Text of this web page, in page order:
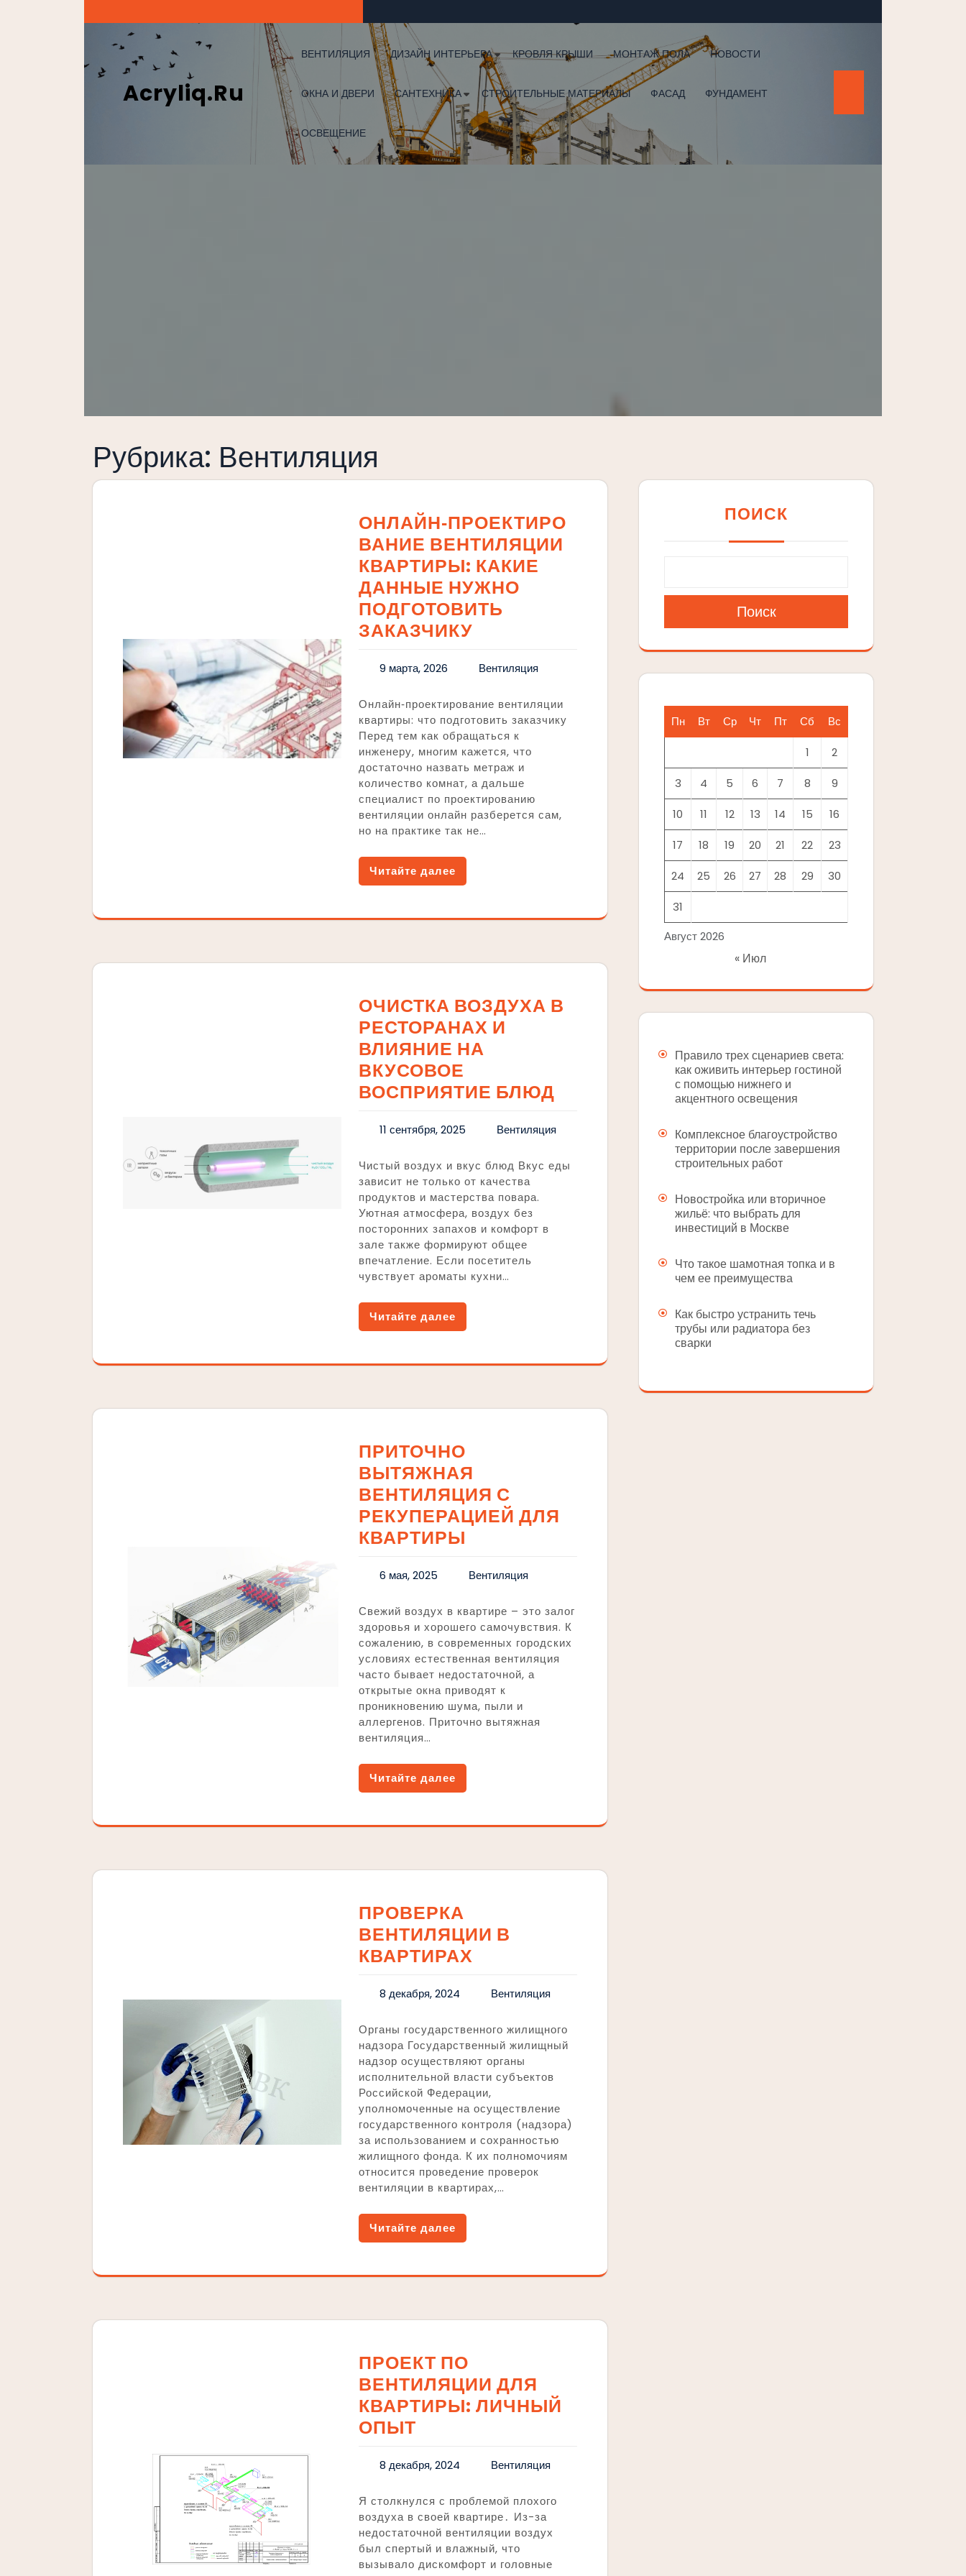
к
содержимому
Acryliq.ru
ВЕНТИЛЯЦИЯ ДИЗАЙН ИНТЕРЬЕРА КРОВЛЯ КРЫШИ МОНТАЖ ПОЛА НОВОСТИ
ОКНА И ДВЕРИ САНТЕХНИКА СТРОИТЕЛЬНЫЕ МАТЕРИАЛЫ ФАСАД ФУНДАМЕНТ
ОСВЕЩЕНИЕ
Рубрика: Вентиляция
ОНЛАЙН‑ПРОЕКТИРО
ВАНИЕ ВЕНТИЛЯЦИИ
КВАРТИРЫ: КАКИЕ
ДАННЫЕ НУЖНО
ПОДГОТОВИТЬ
ЗАКАЗЧИКУ
9 марта, 2026 Вентиляция
Онлайн‑проектирование вентиляции
квартиры: что подготовить заказчику
Перед тем как обращаться к
инженеру, многим кажется, что
достаточно назвать метраж и
количество комнат, а дальше
специалист по проектированию
вентиляции онлайн разберется сам,
но на практике так не…
Читайте далее
ОЧИСТКА ВОЗДУХА В
РЕСТОРАНАХ И
ВЛИЯНИЕ НА
ВКУСОВОЕ
ВОСПРИЯТИЕ БЛЮД
11 сентября, 2025 Вентиляция
Чистый воздух и вкус блюд Вкус еды
зависит не только от качества
продуктов и мастерства повара.
Уютная атмосфера, воздух без
посторонних запахов и комфорт в
зале также формируют общее
впечатление. Если посетитель
чувствует ароматы кухни…
Читайте далее
ПРИТОЧНО
ВЫТЯЖНАЯ
ВЕНТИЛЯЦИЯ С
РЕКУПЕРАЦИЕЙ ДЛЯ
КВАРТИРЫ
6 мая, 2025 Вентиляция
Свежий воздух в квартире – это залог
здоровья и хорошего самочувствия. К
сожалению, в современных городских
условиях естественная вентиляция
часто бывает недостаточной, а
открытые окна приводят к
проникновению шума, пыли и
аллергенов. Приточно вытяжная
вентиляция…
Читайте далее
ПРОВЕРКА
ВЕНТИЛЯЦИИ В
КВАРТИРАХ
8 декабря, 2024 Вентиляция
Органы государственного жилищного
надзора Государственный жилищный
надзор осуществляют органы
исполнительной власти субъектов
Российской Федерации,
уполномоченные на осуществление
государственного контроля (надзора)
за использованием и сохранностью
жилищного фонда. К их полномочиям
относится проведение проверок
вентиляции в квартирах,…
Читайте далее
ПРОЕКТ ПО
ВЕНТИЛЯЦИИ ДЛЯ
КВАРТИРЫ: ЛИЧНЫЙ
ОПЫТ
8 декабря, 2024 Вентиляция
Я столкнулся с проблемой плохого
воздуха в своей квартире․ Из-за
недостаточной вентиляции воздух
был спертый и влажный, что
вызывало дискомфорт и головные
ПОИСК
Поиск
Август 2026
Пн Вт Ср Чт Пт Сб Вс
1 2
3 4 5 6 7 8 9
10 11 12 13 14 15 16
17 18 19 20 21 22 23
24 25 26 27 28 29 30
31
« Июл
Правило трех сценариев света:
как оживить интерьер гостиной
с помощью нижнего и
акцентного освещения
Комплексное благоустройство
территории после завершения
строительных работ
Новостройка или вторичное
жильё: что выбрать для
инвестиций в Москве
Что такое шамотная топка и в
чем ее преимущества
Как быстро устранить течь
трубы или радиатора без
сварки